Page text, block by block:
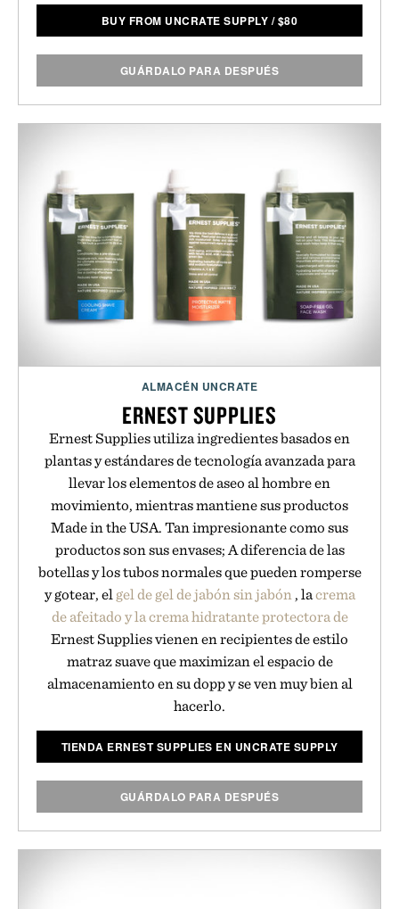
BUY FROM UNCRATE SUPPLY /$80
GUÁRDALO PARA DESPUÉS
ALMACÉN UNCRATE
ERNEST SUPPLIES
Ernest Supplies utiliza ingredientes basados en
plantas y estándares de tecnología avanzada para
llevar los elementos de aseo al hombre en
movimiento, mientras mantiene sus productos
Made in the USA. Tan impresionante como sus
productos son sus envases; A diferencia de las
botellas y los tubos normales que pueden romperse
y gotear, el gel de gel de jabón sin jabón , lacrema
de afeitado y la crema hidratante protectora de
Ernest Supplies vienen en recipientes de estilo
matraz suave que maximizan el espacio de
almacenamiento en su dopp y se ven muy bien al
hacerlo.
TIENDA ERNEST SUPPLIES EN UNCRATE SUPPLY
GUÁRDALO PARA DESPUÉS